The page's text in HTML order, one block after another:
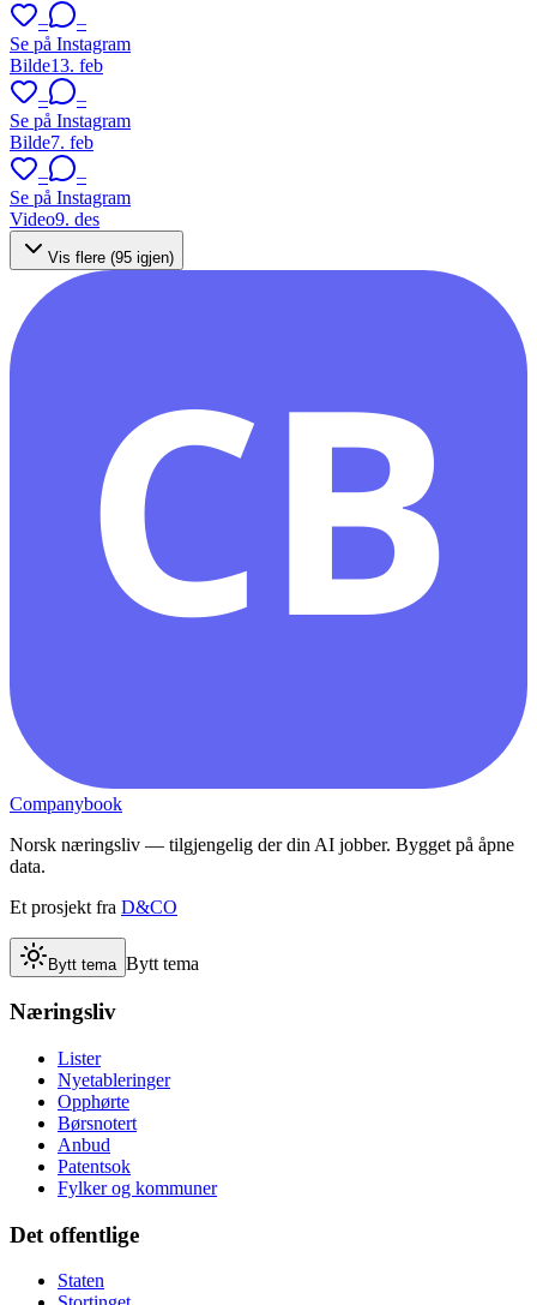
–
–
Se på Instagram
Bilde13. feb
–
–
Se på Instagram
Bilde7. feb
–
–
Se på Instagram
Video9. des
Vis flere (95 igjen)
CB
Companybook
Norsk næringsliv — tilgjengelig der din AI jobber. Bygget på åpne
data.
Et prosjekt fra D&CO
Bytt tema Bytt tema
Næringsliv
Lister
Nyetableringer
Opphørte
Børsnotert
Anbud
Patentsok
Fylker og kommuner
Det offentlige
Staten